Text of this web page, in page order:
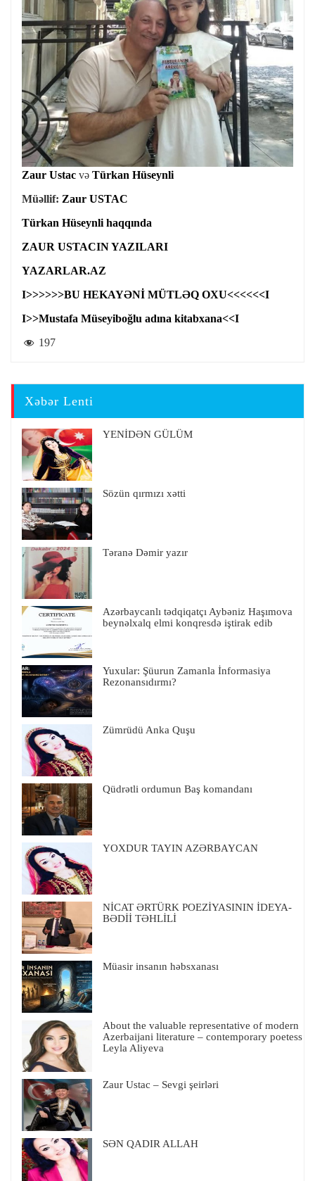
Zaur Ustac və Türkan Hüseynli
Müəllif: Zaur USTAC
Türkan Hüseynli haqqında
ZAUR USTACIN YAZILARI
YAZARLAR.AZ
I>>>>>>BU HEKAYƏNİ MÜTLƏQ OXU<<<<<<I
I>>Mustafa Müseyiboğlu adına kitabxana<<I
197
Xəbər Lenti
YENİDƏN GÜLÜM
Sözün qırmızı xətti
Təranə Dəmir yazır
Azərbaycanlı tədqiqatçı Aybəniz Haşımova
beynəlxalq elmi konqresdə iştirak edib
Yuxular: Şüurun Zamanla İnformasiya
Rezonansıdırmı?
Zümrüdü Anka Quşu
Qüdrətli ordumun Baş komandanı
YOXDUR TAYIN AZƏRBAYCAN
NİCAT ƏRTÜRK POEZİYASININ İDEYA-
BƏDİİ TƏHLİLİ
Müasir insanın həbsxanası
About the valuable representative of modern
Azerbaijani literature – contemporary poetess
Leyla Aliyeva
Zaur Ustac – Sevgi şeirləri
SƏN QADIR ALLAH